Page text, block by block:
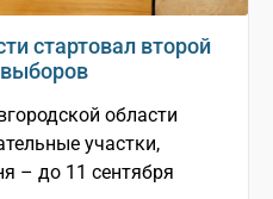
стартовал второй
области
участки,
– до 11 сентября